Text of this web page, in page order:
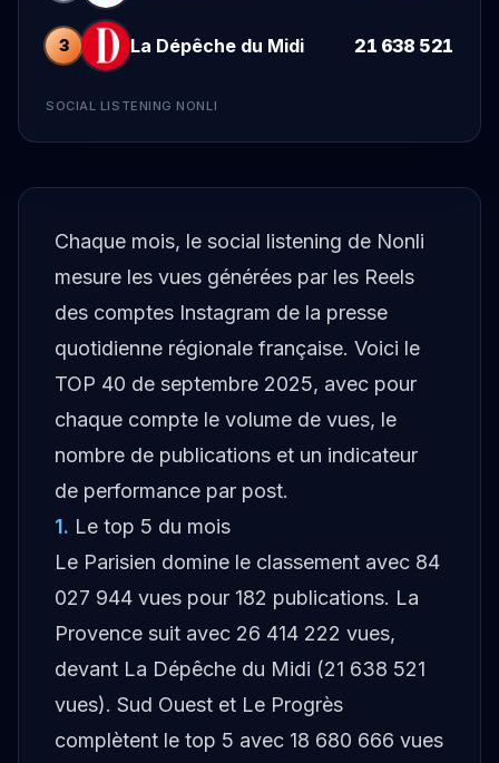
3 La Dépêche du Midi 21 638 521
SOCIAL LISTENING NONLI
Chaque mois, le social listening de Nonli
mesure les vues générées par les Reels
des comptes Instagram de la presse
quotidienne régionale française. Voici le
TOP 40 de septembre 2025, avec pour
chaque compte le volume de vues, le
nombre de publications et un indicateur
de performance par post.
1. Le top 5 du mois
Le Parisien domine le classement avec 84
027 944 vues pour 182 publications. La
Provence suit avec 26 414 222 vues,
devant La Dépêche du Midi (21 638 521
vues). Sud Ouest et Le Progrès
complètent le top 5 avec 18 680 666 vues